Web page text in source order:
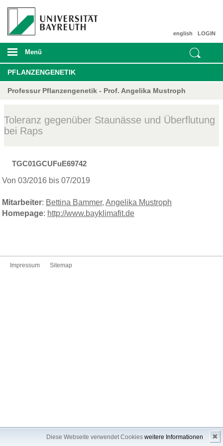
Diese Webseite verwendet Cookies weitere Informationen ✖
LOGIN
english
Menü
PFLANZENGENETIK
Professur Pflanzengenetik - Prof. Angelika Mustroph
Toleranz gegenüber Staunässe und Überflutung
bei Raps
TGC01GCUFuE69742
Von 03/2016 bis 07/2019
Mitarbeiter: Bettina Bammer, Angelika Mustroph
Homepage: http://www.bayklimafit.de
Impressum Sitemap